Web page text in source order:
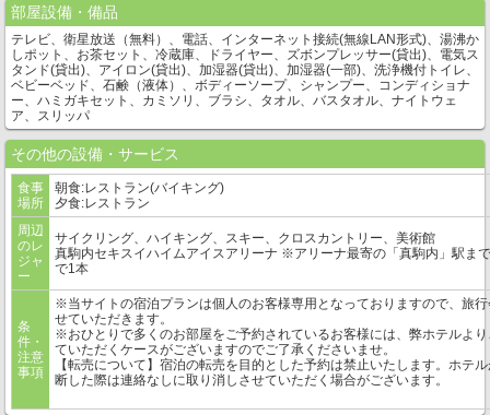
部屋設備・備品
テレビ、衛星放送（無料）、電話、インターネット接続(無線LAN形式)、湯沸か
しポット、お茶セット、冷蔵庫、ドライヤー、ズボンプレッサー(貸出)、電気ス
タンド(貸出)、アイロン(貸出)、加湿器(貸出)、加湿器(一部)、洗浄機付トイレ、
ベビーベッド、石鹸（液体）、ボディーソープ、シャンプー、コンディショナ
ー、ハミガキセット、カミソリ、ブラシ、タオル、バスタオル、ナイトウェ
ア、スリッパ
その他の設備・サービス
食事
場所
朝食:レストラン(バイキング)
夕食:レストラン
周辺
のレ
ジャ
ー
サイクリング、ハイキング、スキー、クロスカントリー、美術館
真駒内セキスイハイムアイスアリーナ ※アリーナ最寄の「真駒内」駅ま
で1本
条
件・
注意
事項
※当サイトの宿泊プランは個人のお客様専用となっておりますので、旅
せていただきます。
※おひとりで多くのお部屋をご予約されているお客様には、弊ホテルよ
ていただくケースがございますのでご了承くださいませ。
【転売について】宿泊の転売を目的とした予約は禁止いたします。ホテ
断した際は連絡なしに取り消しさせていただく場合がございます。